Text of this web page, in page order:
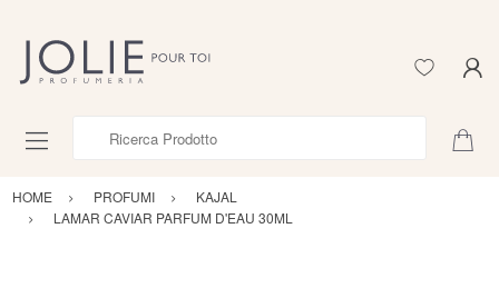
HOME PROFUMI
KAJAL
LAMAR CAVIAR PARFUM D'EAU 30ML